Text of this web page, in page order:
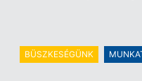
BÜSZKESÉGÜNK